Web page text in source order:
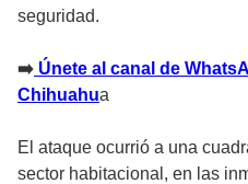
seguridad.
➡️ Únete al canal de
Chihuahua
El ataque ocurrió a una
sector habitacional, en las